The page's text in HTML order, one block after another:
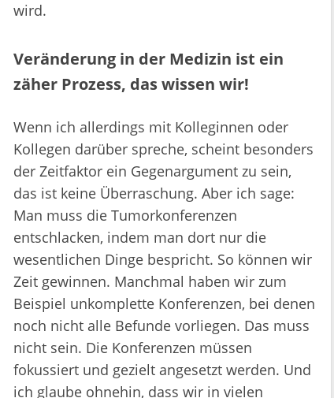
wird.
Veränderung in der Medizin ist ein
zäher Prozess, das wissen wir!
Wenn ich allerdings mit Kolleginnen oder
Kollegen darüber spreche, scheint besonders
der Zeitfaktor ein Gegenargument zu sein,
das ist keine Überraschung. Aber ich sage:
Man muss die Tumorkonferenzen
entschlacken, indem man dort nur die
wesentlichen Dinge bespricht. So können wir
Zeit gewinnen. Manchmal haben wir zum
Beispiel unkomplette Konferenzen, bei denen
noch nicht alle Befunde vorliegen. Das muss
nicht sein. Die Konferenzen müssen
fokussiert und gezielt angesetzt werden. Und
ich glaube ohnehin, dass wir in vielen